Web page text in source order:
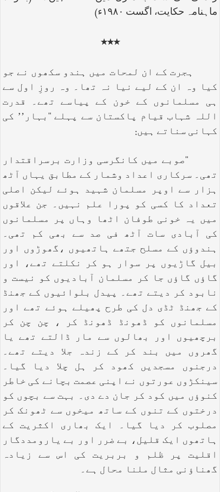
ماہنامہ حکایت، اگست ۱۹۸۰ء)
٭٭٭
ہجرت کے ان لمحات میں ہندو سکھوں نے جو
کیا وہ ان کے لیے نیا نہ تھا۔ وہ روزِ اول سے
ہی مسلمانوں کے خون کے پیاسے تھے۔ قدرت
اللہ شہاب قیام پاکستان سے پہلے ‘‘بہار’’ کی
کہانی سناتے ہیں:
‘‘صوبے میں کانگرسی وزارت برسراقتدار
تھی۔ سرکاری اعداد وشمار کے مطابق یہاں آٹھ
ہزار سے اوپر مسلمان شہید ہوئے لیکن اصلی
تعداد کا کسی کو پورا علم نہیں۔ جن علاقوں
میں یہ خونی طوفان اٹھا وہاں پر مسلمانوں
کی آبادی سات آٹھ فی صد سے بھی کم تھی۔
ہندوؤں کے مسلح جتھے ہاتھیوں ،گھوڑوں اور
بیل گاڑیوں پر سوار ہو کر نکلتے تھے، اور
گاؤں گاؤں جا کر مسلمان آبادیوں کو نیست و
نابود کر دیتے تھے۔ پیدل بلوائیوں کے جھنڈ
کے جھنڈ ٹڈی دل کی طرح پھیلے ہوئے تھے اور
مسلمانوں کو ڈھونڈ ڈھونڈ کر ، چن چن کر
برچھیوں اور بھالوں سے مار ڈالتے تھے یا
گھروں میں بند کر کے زندہ جلا دیتے تھے۔
درجنوں مسجدیں کھود کر ہل چلا دیا گیا۔
سینکڑوں عورتوں نے اپنی عصمت بچانے کی خاطر
کنوؤں میں کود کر جان دے دی۔ بہت سے بچوں کو
درختوں کے تنوں کے ساتھ میخوں سے ٹھونک کر
مصلوب کر دیا گیا۔ ایک بھاری اکثریت کے
ہاتھوں ایک قلیل، بے ضرر اور بے یارومددگار
اقلیت پر ظلم و بربریت کی اس سے زیادہ
گھناؤنی مثال ملنا محال ہے۔